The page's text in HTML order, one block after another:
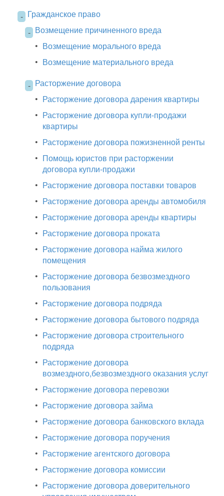
- Гражданское право
- Возмещение причиненного вреда
• Возмещение морального вреда
• Возмещение материального вреда
- Расторжение договора
• Расторжение договора дарения квартиры
• Расторжение договора купли-продажи
квартиры
• Расторжение договора пожизненной ренты
• Помощь юристов при расторжении
договора купли-продажи
• Расторжение договора поставки товаров
• Расторжение договора аренды автомобиля
• Расторжение договора аренды квартиры
• Расторжение договора проката
• Расторжение договора найма жилого
помещения
• Расторжение договора безвозмездного
пользования
• Расторжение договора подряда
• Расторжение договора бытового подряда
• Расторжение договора строительного
подряда
• Расторжение договора
возмездного,безвозмездного оказания услуг
• Расторжение договора перевозки
• Расторжение договора займа
• Расторжение договора банковского вклада
• Расторжение договора поручения
• Расторжение агентского договора
• Расторжение договора комиссии
• Расторжение договора доверительного